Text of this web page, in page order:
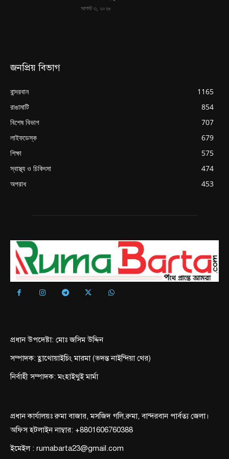
আগস্ট ৩, ২০২৬
জনপ্রিয় বিভাগ
বান্দরবান
1165
রাঙামাটি
854
বিশেষ বিভাগ
707
লাইফডেস্ক
679
শিক্ষা
575
স্বাস্থ্য ও চিকিৎসা
474
অপরাধ
453
প্রধান উপদেষ্টা: মোঃ জসিম উদ্দিন
সম্পাদক: হ্লাথোয়াইচিং মারমা (ভদন্ত নাইন্দিয়া থের)
নির্বাহী সম্পাদক: মংহাইথুই মার্মা
প্রধান কার্যালয়ঃ রুমা বাজার, মসজিদ গলি,রুমা, বান্দরবান পার্বত্য জেলা।
অফিস হটলাইন নাম্বার: +8801606760388
ইমেইল : rumabarta23@gmail.com